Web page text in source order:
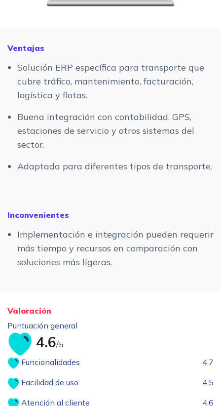
Ventajas
Solución ERP específica para transporte que
cubre tráfico, mantenimiento, facturación,
logística y flotas.
Buena integración con contabilidad, GPS,
estaciones de servicio y otros sistemas del
sector.
Adaptada para diferentes tipos de transporte.
Inconvenientes
Implementación e integración pueden requerir
más tiempo y recursos en comparación con
soluciones más ligeras.
Valoración
Puntuación general
4.6/5
Funcionalidades
4.7
Facilidad de uso 4.5
Atención al cliente 4.6